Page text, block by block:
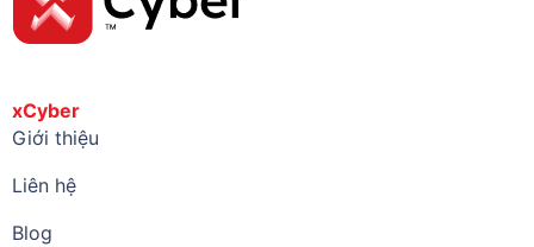
xCyber
Giới thiệu
Liên hệ
Blog